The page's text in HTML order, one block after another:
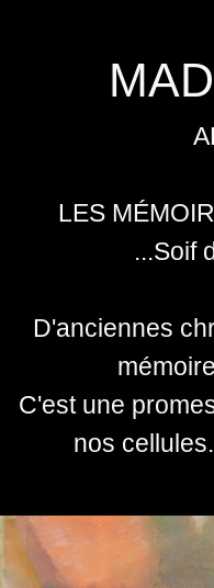
LES
...Soif
D'anciennes
C'est une
nos